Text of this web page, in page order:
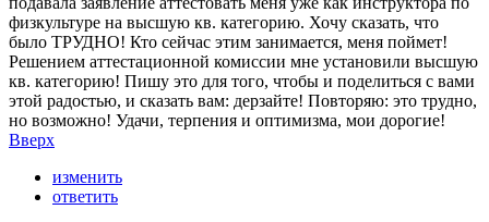
физкультуре на высшую кв. категорию. Хочу сказать, что
было ТРУДНО! Кто сейчас этим занимается, меня поймет!
Решением аттестационной комиссии мне установили высшую
кв. категорию! Пишу это для того, чтобы и поделиться с вами
этой радостью, и сказать вам: дерзайте! Повторяю: это трудно,
но возможно! Удачи, терпения и оптимизма, мои дорогие!
Вверх
изменить
ответить